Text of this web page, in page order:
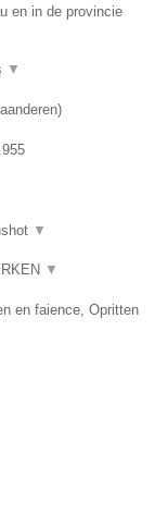
en in de provincie
▼
)
▼
▼
en faience, Opritten